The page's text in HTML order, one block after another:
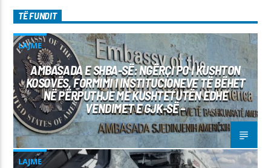
TË FUNDIT
LAJME
AMBASADA E SHBA-SË: NGËRÇI PO I KUSHTON
KOSOVËS, FORMIMI I INSTITUCIONEVE TË BËHET
NË PËRPUTHJE ME KUSHTETUTËN EDHE
VENDIMET E GJK-SË –
LAJME